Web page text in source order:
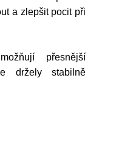
a zlepšit pocit při
přesnější
držely stabilně